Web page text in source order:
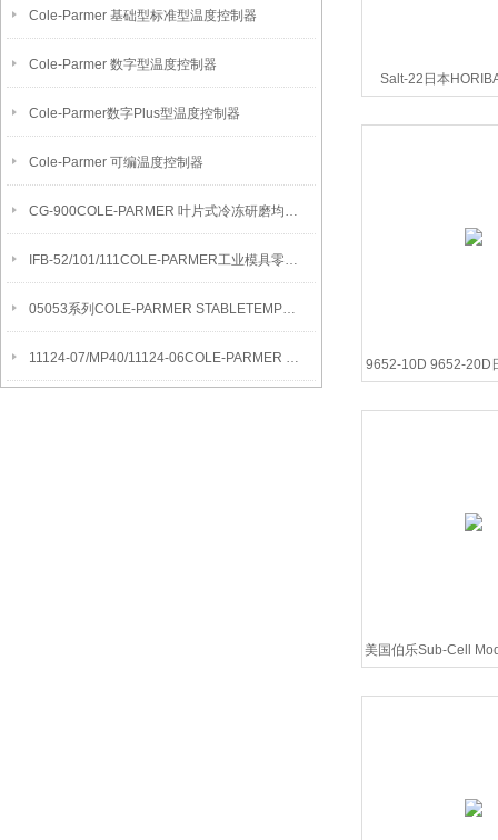
Cole-Parmer 基础型标准型温度控制器
Cole-Parmer 数字型温度控制器
Cole-Parmer数字Plus型温度控制器
Cole-Parmer 可编温度控制器
CG-900COLE-PARMER 叶片式冷冻研磨均质机
IFB-52/101/111COLE-PARMER工业模具零件清洁流化沙浴
05053系列COLE-PARMER STABLETEMP真空烘箱
11124-07/MP40/11124-06COLE-PARMER SYMMETRY MB水分测定天平
Salt-22日本
9652-10D 9652-20D
美国伯乐Sub-Cell